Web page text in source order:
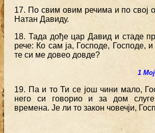
17. По свим овим речима и по свој
Натан Давиду.
18. Тада дође цар Давид и стаде
рече: Ко сам ја, Господе, Господе,
те си ме довео довде?
1
19. Па и то Ти се још чини мало,
него си говорио и за дом
времена. Је ли то закон човечји,